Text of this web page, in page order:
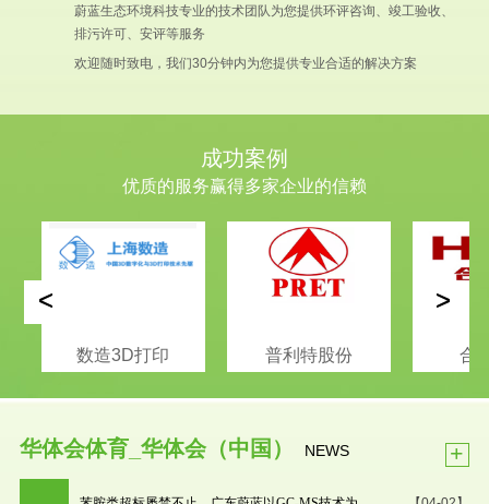
蔚蓝生态环境科技专业的技术团队为您提供环评咨询、竣工验收、
排污许可、安评等服务
欢迎随时致电，我们30分钟内为您提供专业合适的解决方案
成功案例
优质的服务赢得多家企业的信赖
数造3D打印 普利特股份 合
< >
华体会体育_华体会（中国） NEWS +